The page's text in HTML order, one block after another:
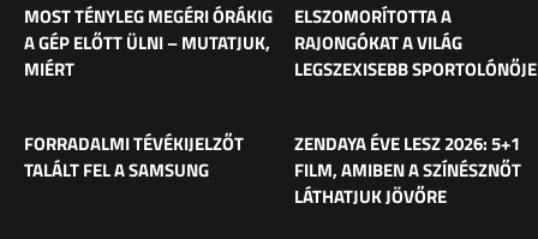
MOST TÉNYLEG MEGÉRI ÓRÁKIG
A GÉP ELŐTT ÜLNI – MUTATJUK,
MIÉRT
ELSZOMORÍTOTTA A
RAJONGÓKAT A VILÁG
LEGSZEXISEBB SPORTOLÓNŐJE
FORRADALMI TÉVÉKIJELZŐT
TALÁLT FEL A SAMSUNG
ZENDAYA ÉVE LESZ 2026: 5+1
FILM, AMIBEN A SZÍNÉSZNŐT
LÁTHATJUK JÖVŐRE